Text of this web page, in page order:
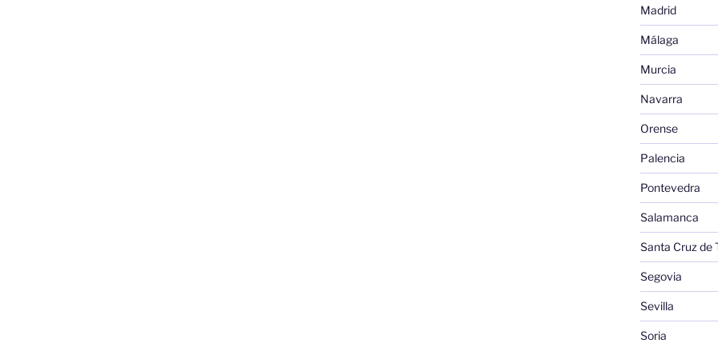
Madrid
Málaga
Murcia
Navarra
Orense
Palencia
Pontevedra
Salamanca
Santa Cruz de
Segovia
Sevilla
Soria